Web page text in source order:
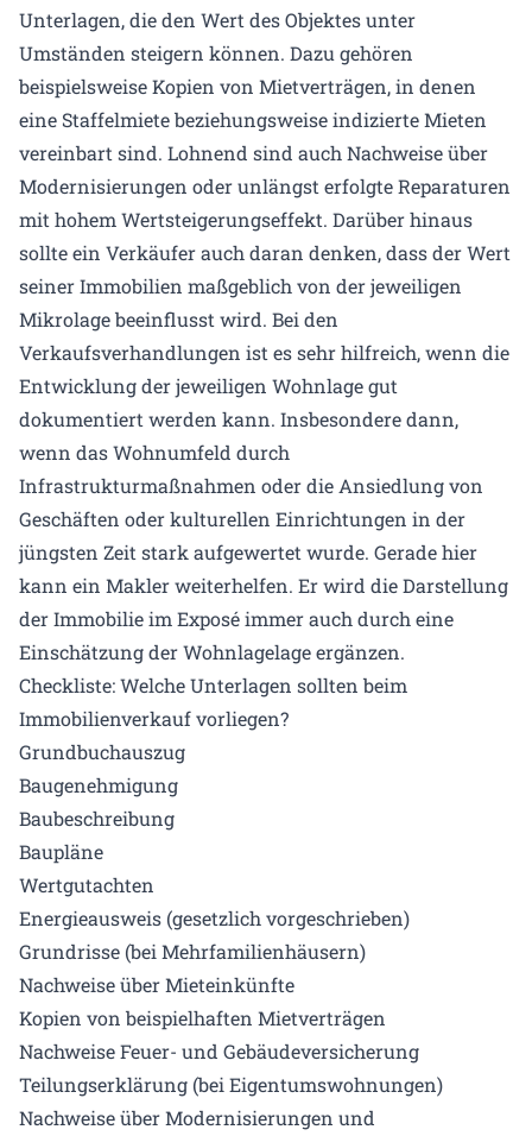
Unterlagen, die den Wert des Objektes unter
Umständen steigern können. Dazu gehören
beispielsweise Kopien von Mietverträgen, in denen
eine Staffelmiete beziehungsweise indizierte Mieten
vereinbart sind. Lohnend sind auch Nachweise über
Modernisierungen oder unlängst erfolgte Reparaturen
mit hohem Wertsteigerungseffekt. Darüber hinaus
sollte ein Verkäufer auch daran denken, dass der Wert
seiner Immobilien maßgeblich von der jeweiligen
Mikrolage beeinflusst wird. Bei den
Verkaufsverhandlungen ist es sehr hilfreich, wenn die
Entwicklung der jeweiligen Wohnlage gut
dokumentiert werden kann. Insbesondere dann,
wenn das Wohnumfeld durch
Infrastrukturmaßnahmen oder die Ansiedlung von
Geschäften oder kulturellen Einrichtungen in der
jüngsten Zeit stark aufgewertet wurde. Gerade hier
kann ein Makler weiterhelfen. Er wird die Darstellung
der Immobilie im Exposé immer auch durch eine
Einschätzung der Wohnlagelage ergänzen.
Checkliste: Welche Unterlagen sollten beim
Immobilienverkauf vorliegen?
Grundbuchauszug
Baugenehmigung
Baubeschreibung
Baupläne
Wertgutachten
Energieausweis (gesetzlich vorgeschrieben)
Grundrisse (bei Mehrfamilienhäusern)
Nachweise über Mieteinkünfte
Kopien von beispielhaften Mietverträgen
Nachweise Feuer- und Gebäudeversicherung
Teilungserklärung (bei Eigentumswohnungen)
Nachweise über Modernisierungen und